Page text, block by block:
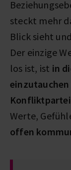
steckt mehr
Blick sieht
Der einzige
los ist, ist in
Werte,
offen